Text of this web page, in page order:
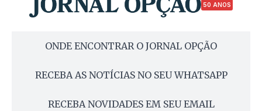
50 ANOS
ONDE ENCONTRAR O JORNAL OPÇÃO
RECEBA AS NOTÍCIAS NO SEU WHATSAPP
RECEBA NOVIDADES EM SEU EMAIL